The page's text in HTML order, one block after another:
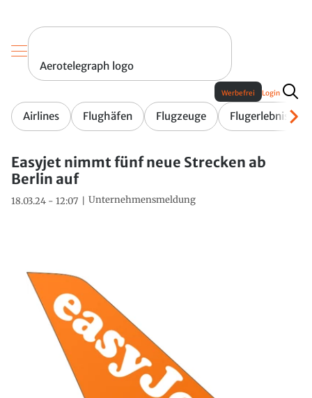
Aerotelegraph logo
Airlines Flughäfen Flugzeuge Flugerlebnis
Werbefrei Login
Easyjet nimmt fünf neue Strecken ab
Berlin auf
18.03.24 - 12:07 Unternehmensmeldung